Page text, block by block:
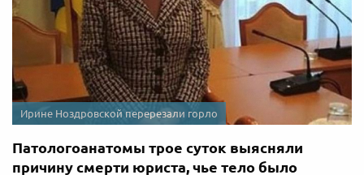
Ирине Ноздровской перерезали горло
Патологоанатомы трое суток выясняли
причину смерти юриста, чье тело было